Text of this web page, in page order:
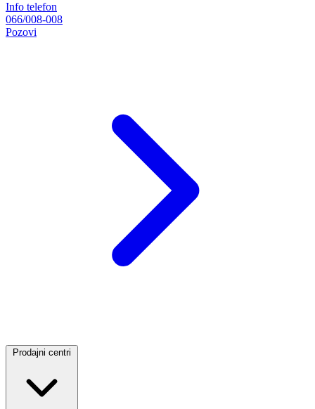
Info telefon
066/008-008
Pozovi
Prodajni centri